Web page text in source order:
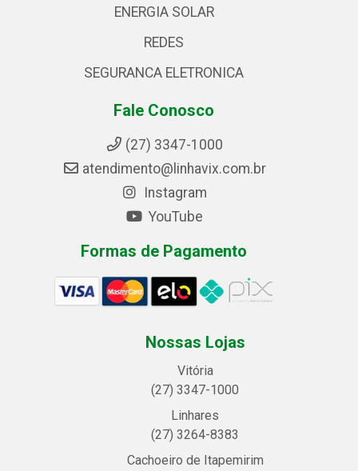
ENERGIA SOLAR
REDES
SEGURANCA ELETRONICA
Fale Conosco
(27) 3347-1000
atendimento@linhavix.com.br
Instagram
YouTube
Formas de Pagamento
Nossas Lojas
Vitória
(27) 3347-1000
Linhares
(27) 3264-8383
Cachoeiro de Itapemirim